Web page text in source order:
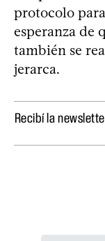
protocolo
esperanza de
también se
jerarca.
Recibí la